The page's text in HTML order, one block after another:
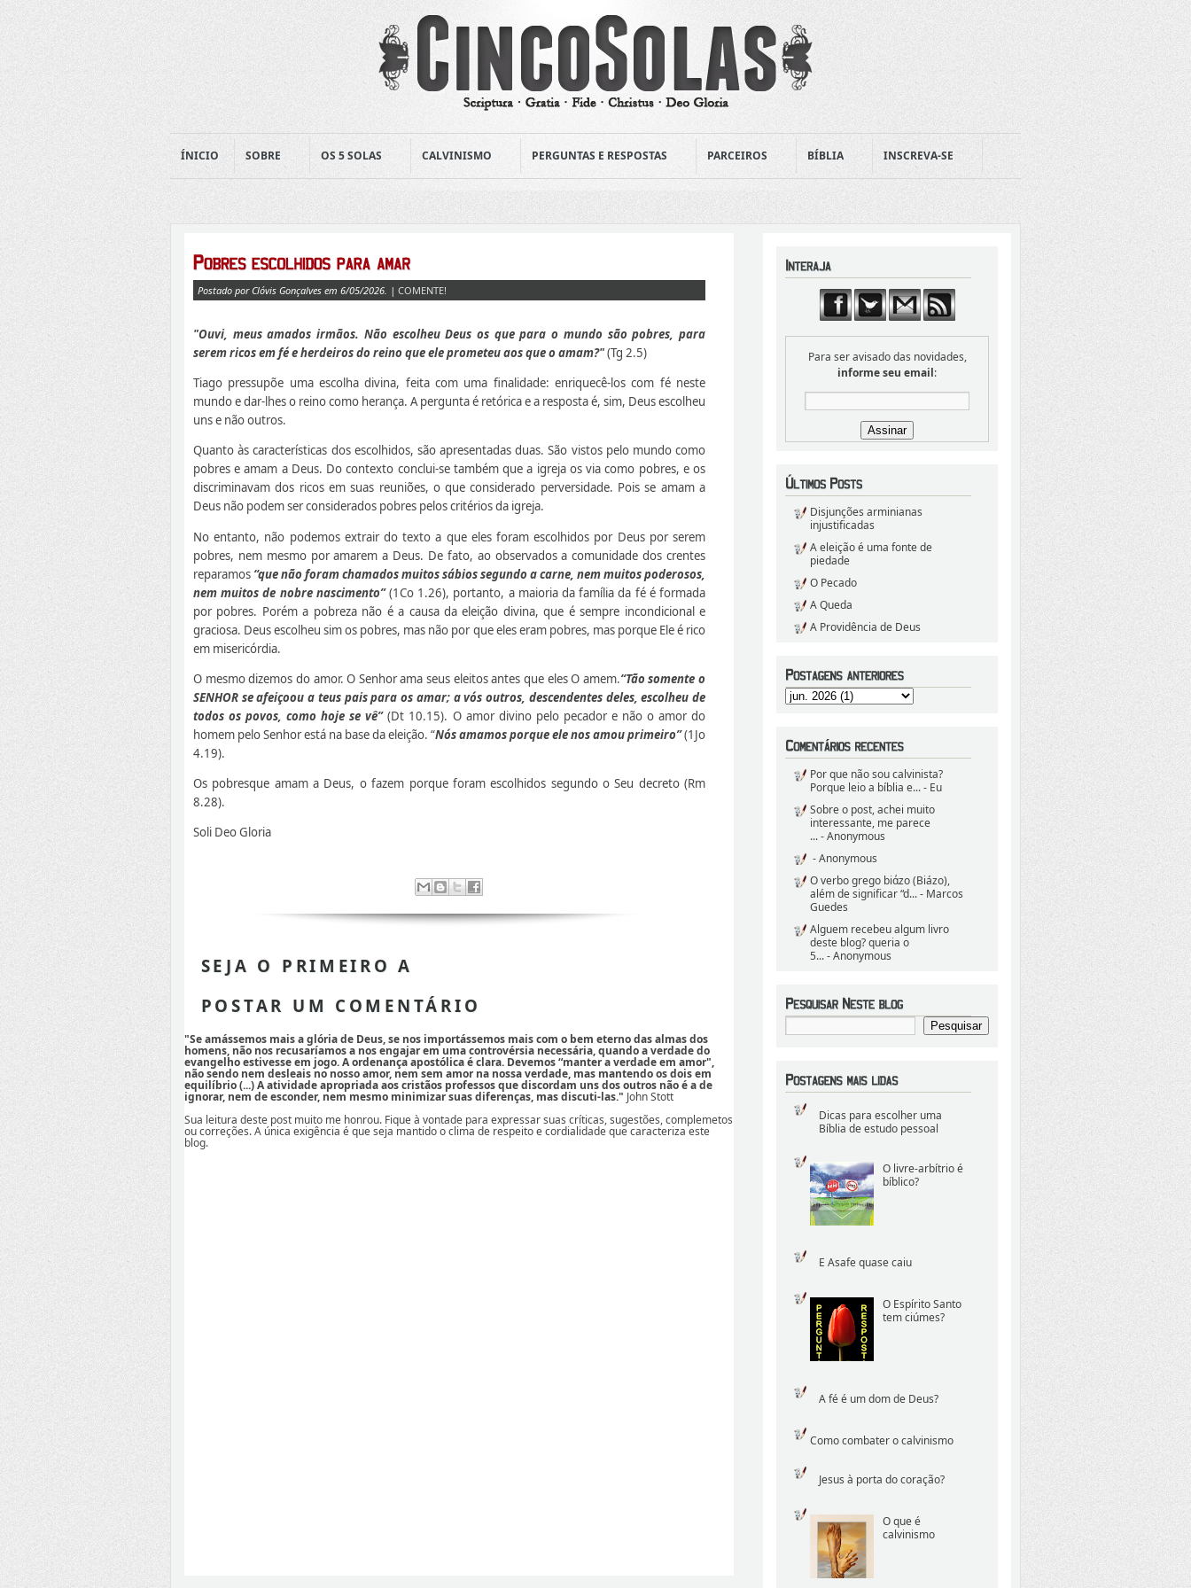
ÍNICIO SOBRE OS 5 SOLAS CALVINISMO PERGUNTAS E RESPOSTAS PARCEIROS BÍBLIA INSCREVA-SE
Para ser avisado das novidades,
informe seu email:
Disjunções arminianas
injustificadas
A eleição é uma fonte de
piedade
O Pecado
A Queda
A Providência de Deus
Por que não sou calvinista?
Porque leio a bíblia e...- Eu
Sobre o post, achei muito
interessante, me parece
...- Anonymous
- Anonymous
O verbo grego biάzo (Biázo),
além de significar “d...- Marcos
Guedes
Alguem recebeu algum livro
deste blog? queria o
5...- Anonymous
Dicas para escolher uma
Bíblia de estudo pessoal
O livre-arbítrio é
bíblico?
E Asafe quase caiu
O Espírito Santo
tem ciúmes?
A fé é um dom de Deus?
Como combater o calvinismo
Jesus à porta do coração?
O que é
calvinismo
Postado por Clóvis Gonçalves em 6/05/2026. | COMENTE!
"Ouvi, meus amados irmãos. Não escolheu Deus os que para o mundo são pobres, para
serem ricos em fé e herdeiros do reino que ele prometeu aos que o amam?"(Tg 2.5)
Tiago pressupõe uma escolha divina, feita com uma finalidade: enriquecê-los com fé neste
mundo e dar-lhes o reino como herança. A pergunta é retórica e a resposta é, sim, Deus escolheu
uns e não outros.
Quanto às características dos escolhidos, são apresentadas duas. São vistos pelo mundo como
pobres e amam a Deus. Do contexto conclui-se também que a igreja os via como pobres, e os
discriminavam dos ricos em suas reuniões, o que considerado perversidade. Pois se amam a
Deus não podem ser considerados pobres pelos critérios da igreja.
No entanto, não podemos extrair do texto a que eles foram escolhidos por Deus por serem
pobres, nem mesmo por amarem a Deus. De fato, ao observados a comunidade dos crentes
reparamos “que não foram chamados muitos sábios segundo a carne, nem muitos poderosos,
nem muitos de nobre nascimento”(1Co 1.26), portanto, a maioria da família da fé é formada
por pobres. Porém a pobreza não é a causa da eleição divina, que é sempre incondicional e
graciosa. Deus escolheu sim os pobres, mas não por que eles eram pobres, mas porque Ele é rico
em misericórdia.
O mesmo dizemos do amor. O Senhor ama seus eleitos antes que eles O amem.“Tão somente o
SENHOR se afeiçoou a teus pais para os amar; a vós outros, descendentes deles, escolheu de
todos os povos, como hoje se vê”(Dt 10.15). O amor divino pelo pecador e não o amor do
homem pelo Senhor está na base da eleição. “Nós amamos porque ele nos amou primeiro”(1Jo
4.19).
Os pobresque amam a Deus, o fazem porque foram escolhidos segundo o Seu decreto (Rm
8.28).
Soli Deo Gloria
SEJA O PRIMEIRO A
POSTAR UM COMENTÁRIO
"Se amássemos mais a glória de Deus, se nos importássemos mais com o bem eterno das almas dos
homens, não nos recusaríamos a nos engajar em uma controvérsia necessária, quando a verdade do
evangelho estivesse em jogo. A ordenança apostólica é clara. Devemos “manter a verdade em amor",
não sendo nem desleais no nosso amor, nem sem amor na nossa verdade, mas mantendo os dois em
equilíbrio (...) A atividade apropriada aos cristãos professos que discordam uns dos outros não é a de
ignorar, nem de esconder, nem mesmo minimizar suas diferenças, mas discuti-las." John Stott
Sua leitura deste post muito me honrou. Fique à vontade para expressar suas críticas, sugestões, complemetos
ou correções. A única exigência é que seja mantido o clima de respeito e cordialidade que caracteriza este
blog.